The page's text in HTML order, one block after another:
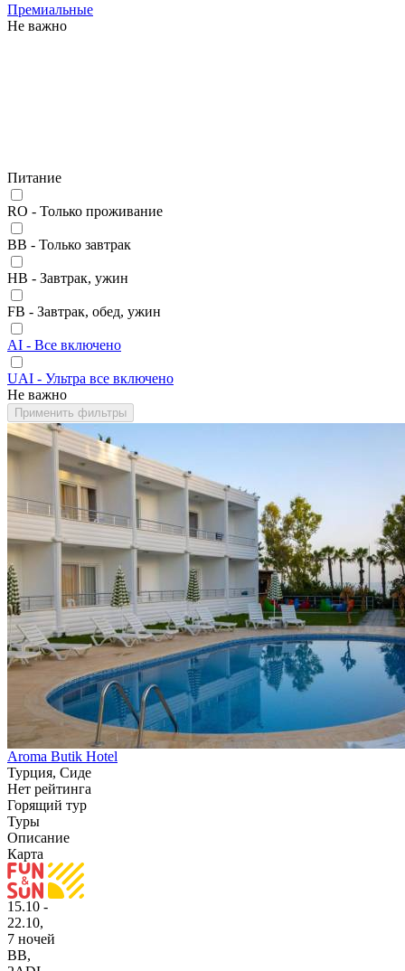
Премиальные
Не важно
Питание
RO - Только проживание
BB - Только завтрак
HB - Завтрак, ужин
FB - Завтрак, обед, ужин
AI - Все включено
UAI - Ультра все включено
Не важно
Применить фильтры
Aroma Butik Hotel
Турция, Сиде
Нет рейтинга
Горящий тур
Туры
Описание
Карта
15.10 -
22.10,
7 ночей
BB,